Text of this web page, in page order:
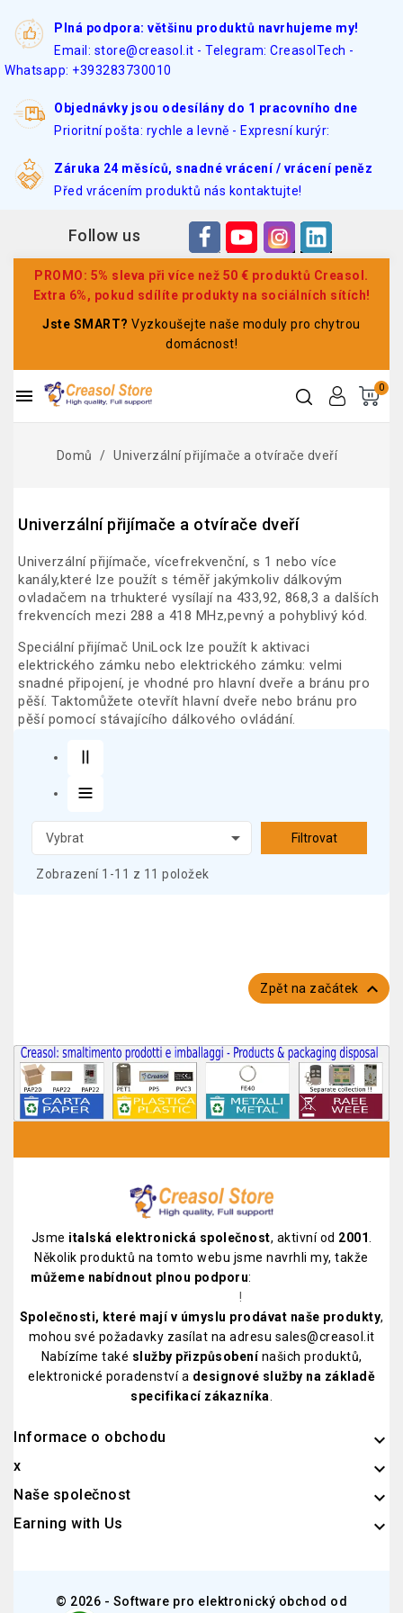
Plná podpora: většinu produktů navrhujeme my!
Email: store@creasol.it - Telegram: CreasolTech -
Whatsapp: +393283730010
Objednávky jsou odesílány do 1 pracovního dne
Prioritní pošta: rychle a levně - Expresní kurýr:
Záruka 24 měsíců, snadné vrácení / vrácení peněz
Před vrácením produktů nás kontaktujte!
Follow us
PROMO: 5% sleva při více než 50 € produktů Creasol.
Extra 6%, pokud sdílíte produkty na sociálních sítích!
Jste SMART? Vyzkoušejte naše moduly pro chytrou
domácnost!
0

Domů Univerzální přijímače a otvírače dveří
Univerzální přijímače a otvírače dveří
Univerzální přijímače, vícefrekvenční, s 1 nebo více
kanály,které lze použít s téměř jakýmkoliv dálkovým
ovladačem na trhukteré vysílají na 433,92, 868,3 a dalších
frekvencích mezi 288 a 418 MHz,pevný a pohyblivý kód.
Speciální přijímač UniLock lze použít k aktivaci
elektrického zámku nebo elektrického zámku: velmi
snadné připojení, je vhodné pro hlavní dveře a bránu pro
pěší. Taktomůžete otevřít hlavní dveře nebo bránu pro
pěší pomocí stávajícího dálkového ovládání.
Vybrat  Filtrovat
Zobrazení 1-11 z 11 položek
Zpět na začátek 
Jsme italská elektronická společnost, aktivní od 2001
Několik produktů na tomto webu jsme navrhli my, takže
můžeme nabídnout plnou podporu:
!
Společnosti, které mají v úmyslu prodávat naše produkty,
mohou své požadavky zasílat na adresu sales@creasol.it
Nabízíme také služby přizpůsobenínašich produktů,
elektronické poradenství a designové služby na základě
specifikací zákazníka
Informace o obchodu keyboard_arrow_down
x 
Naše společnost 
Earning with Us 
© 2026 - Software pro elektronický obchod od